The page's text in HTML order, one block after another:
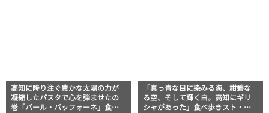
高知に降り注ぐ豊かな太陽の力が
凝縮したパスタで心を弾ませたの
巻「バール・バッフォーネ」食べ
「真っ青な目に染みる海、紺碧な
る空、そして輝く白。高知にギリ
シャがあった」食べ歩きスト・マ